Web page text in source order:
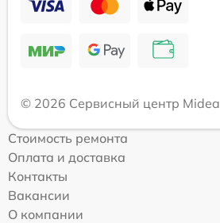
© 2026 Сервисный центр Midea
Стоимость ремонта
Оплата и доставка
Контакты
Вакансии
О компании